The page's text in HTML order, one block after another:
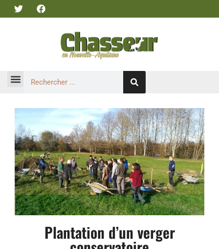
Plantation d’un verger